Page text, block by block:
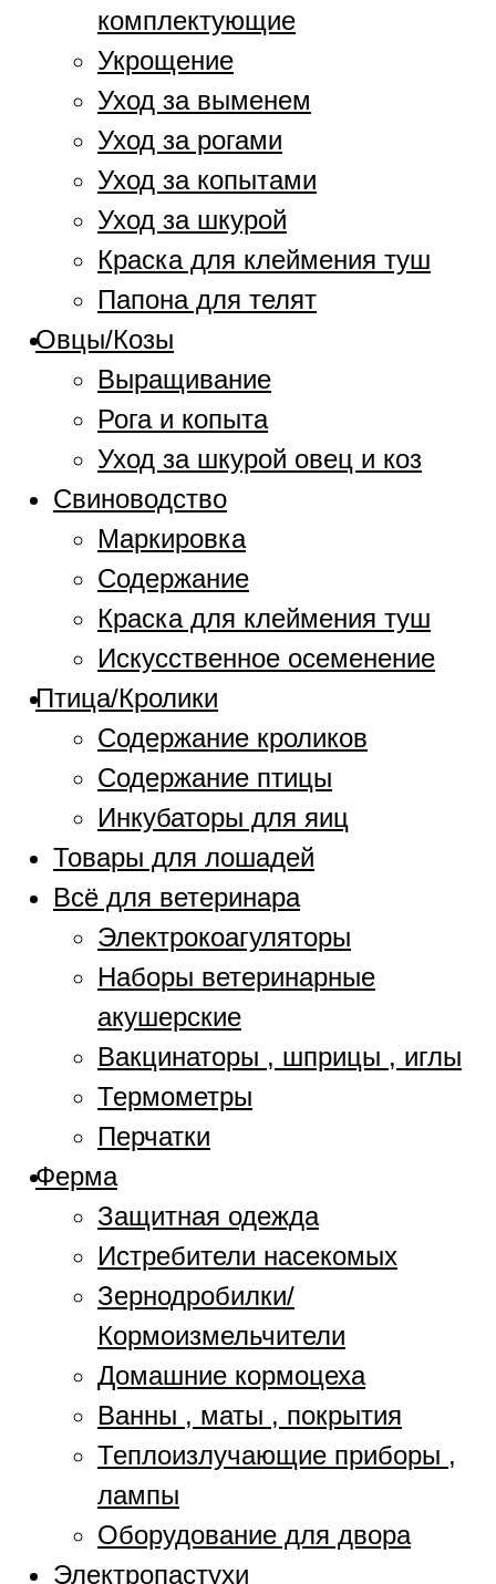
комплектующие
Укрощение
Уход за выменем
Уход за рогами
Уход за копытами
Уход за шкурой
Краска для клеймения туш
Папона для телят
Овцы/Козы
Выращивание
Рога и копыта
Уход за шкурой овец и коз
Свиноводство
Маркировка
Содержание
Краска для клеймения туш
Искусственное осеменение
Птица/Кролики
Содержание кроликов
Содержание птицы
Инкубаторы для яиц
Товары для лошадей
Всё для ветеринара
Электрокоагуляторы
Наборы ветеринарные
акушерские
Вакцинаторы , шприцы , иглы
Термометры
Перчатки
Ферма
Защитная одежда
Истребители насекомых
Зернодробилки/
Кормоизмельчители
Домашние кормоцеха
Ванны , маты , покрытия
Теплоизлучающие приборы ,
лампы
Оборудование для двора
Электропастухи